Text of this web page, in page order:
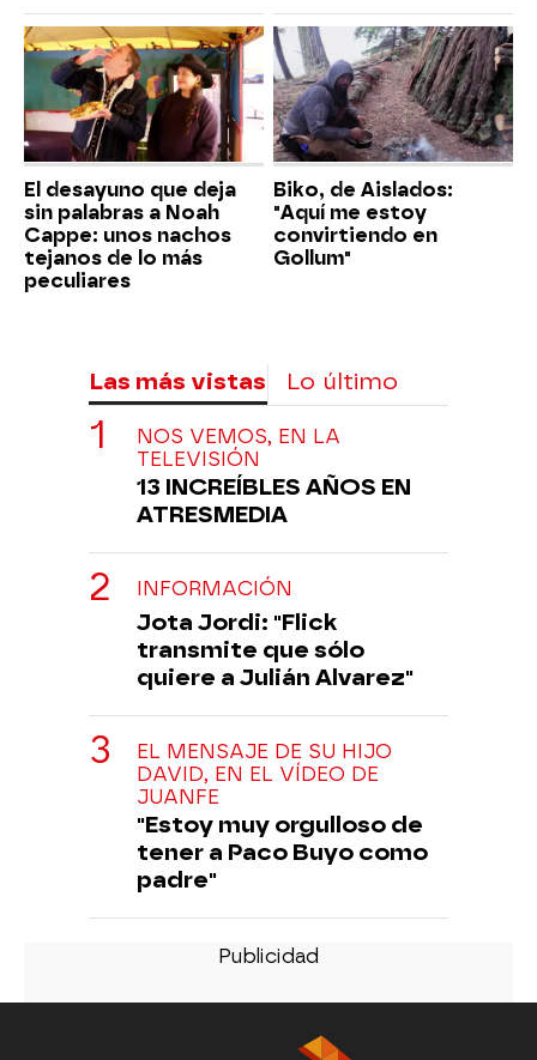
El desayuno que deja
sin palabras a Noah
Cappe: unos nachos
tejanos de lo más
peculiares
Biko, de Aislados:
"Aquí me estoy
convirtiendo en
Gollum"
Las más vistas Lo último
NOS VEMOS, EN LA
TELEVISIÓN
13 INCREÍBLES AÑOS EN
ATRESMEDIA
INFORMACIÓN
Jota Jordi: "Flick
transmite que sólo
quiere a Julián Alvarez"
EL MENSAJE DE SU HIJO
DAVID, EN EL VÍDEO DE
JUANFE
"Estoy muy orgulloso de
tener a Paco Buyo como
padre"